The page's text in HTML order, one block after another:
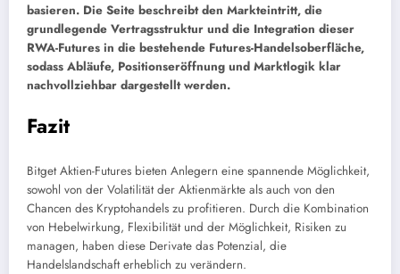
basieren. Die Seite beschreibt den Markteintritt, die
grundlegende Vertragsstruktur und die Integration dieser
RWA-Futures in die bestehende Futures-Handelsoberfläche,
sodass Abläufe, Positionseröffnung und Marktlogik klar
nachvollziehbar dargestellt werden.
Fazit
Bitget Aktien-Futures bieten Anlegern eine spannende Möglichkeit,
sowohl von der Volatilität der Aktienmärkte als auch von den
Chancen des Kryptohandels zu profitieren. Durch die Kombination
von Hebelwirkung, Flexibilität und der Möglichkeit, Risiken zu
managen, haben diese Derivate das Potenzial, die
Handelslandschaft erheblich zu verändern.